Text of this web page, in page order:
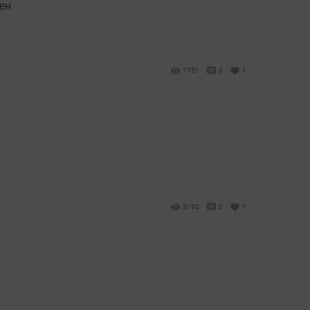
1751 0 1
3190 0 1